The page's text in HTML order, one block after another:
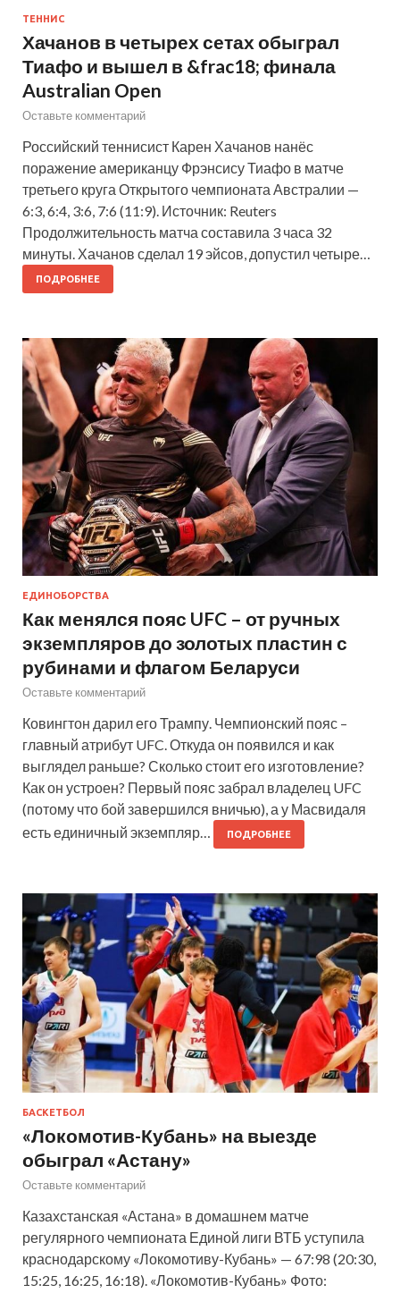
ТЕННИС
Хачанов в четырех сетах обыграл
Тиафо и вышел в &frac18; финала
Australian Open
Оставьте комментарий
Российский теннисист Карен Хачанов нанёс
поражение американцу Фрэнсису Тиафо в матче
третьего круга Открытого чемпионата Австралии —
6:3, 6:4, 3:6, 7:6 (11:9). Источник: Reuters
Продолжительность матча составила 3 часа 32
минуты. Хачанов сделал 19 эйсов, допустил четыре…
ПОДРОБНЕЕ
ЕДИНОБОРСТВА
Как менялся пояс UFC – от ручных
экземпляров до золотых пластин с
рубинами и флагом Беларуси
Оставьте комментарий
Ковингтон дарил его Трампу. Чемпионский пояс –
главный атрибут UFC. Откуда он появился и как
выглядел раньше? Сколько стоит его изготовление?
Как он устроен? Первый пояс забрал владелец UFC
(потому что бой завершился вничью), а у Масвидаля
есть единичный экземпляр…
ПОДРОБНЕЕ
БАСКЕТБОЛ
«Локомотив-Кубань» на выезде
обыграл «Астану»
Оставьте комментарий
Казахстанская «Астана» в домашнем матче
регулярного чемпионата Единой лиги ВТБ уступила
краснодарскому «Локомотиву-Кубань» — 67:98 (20:30,
15:25, 16:25, 16:18). «Локомотив-Кубань» Фото: